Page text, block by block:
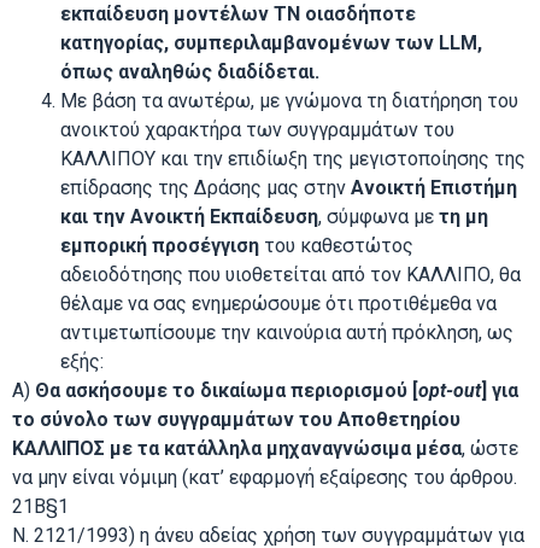
εκπαίδευση μοντέλων ΤΝ οιασδήποτε
κατηγορίας, συμπεριλαμβανομένων των LLM,
όπως αναληθώς διαδίδεται.
Με βάση τα ανωτέρω, με γνώμονα τη διατήρηση του
ανοικτού χαρακτήρα των συγγραμμάτων του
ΚΑΛΛΙΠΟΥ και την επιδίωξη της μεγιστοποίησης της
επίδρασης της Δράσης μας στην Ανοικτή Επιστήμη
και την Ανοικτή Εκπαίδευση, σύμφωνα με τη μη
εμπορική προσέγγιση του καθεστώτος
αδειοδότησης που υιοθετείται από τον ΚΑΛΛΙΠΟ, θα
θέλαμε να σας ενημερώσουμε ότι προτιθέμεθα να
αντιμετωπίσουμε την καινούρια αυτή πρόκληση, ως
εξής:
Α) Θα ασκήσουμε το δικαίωμα περιορισμού [opt-out] για
το σύνολο των συγγραμμάτων του Αποθετηρίου
ΚΑΛΛΙΠΟΣ με τα κατάλληλα μηχαναγνώσιμα μέσα, ώστε
να μην είναι νόμιμη (κατ’ εφαρμογή εξαίρεσης του άρθρου.
21Β§1
Ν. 2121/1993) η άνευ αδείας χρήση των συγγραμμάτων για